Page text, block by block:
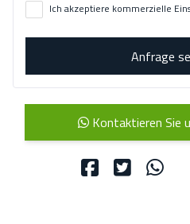
Ich akzeptiere kommerzielle
Anfrage
Kontaktieren Sie